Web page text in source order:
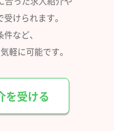
けられます。
など、
軽に可能です。
を受ける